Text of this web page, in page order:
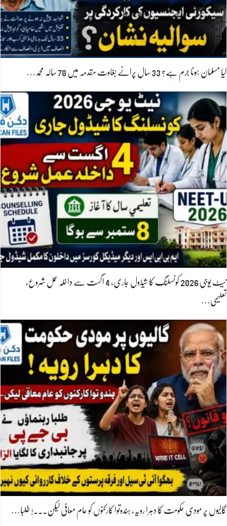
کیا مسلمان ہونا جرم ہے؟ 33 سال پرانے بغاوت مقدمہ میں 78 سالہ محمد…
نیٹ یوجی 2026 کونسلنگ کا شیڈول جاری، 4 اگست سے داخلہ عمل شروع،
تعلیمی…
گالیوں پر مودی حکومت کا دہرا رویہ، ہندوتوا کارکنوں کو عام معافی لیکن۔۔۔! طلبا…